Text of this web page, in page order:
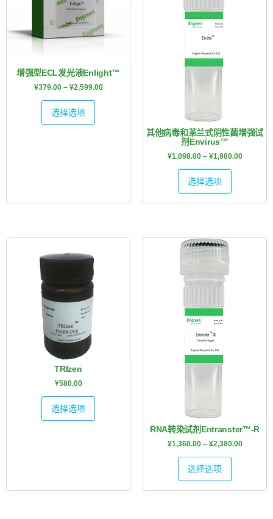
增强型ECL发光液Enlight™
¥379.00 – ¥2,599.00
选择选项
其他病毒和革兰式阴性菌增强试
剂Envirus™
¥1,098.00 – ¥1,980.00
选择选项
TRIzen
¥580.00
选择选项
RNA转染试剂Entranster™-R
¥1,360.00 – ¥2,380.00
选择选项